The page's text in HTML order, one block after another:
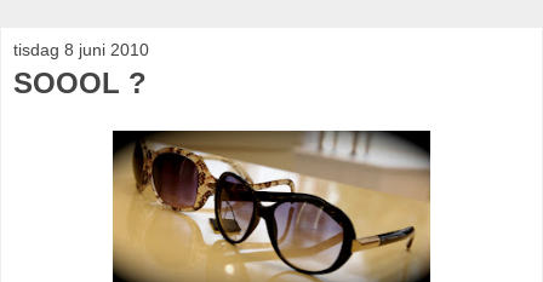
tisdag 8 juni 2010
SOOOL ?